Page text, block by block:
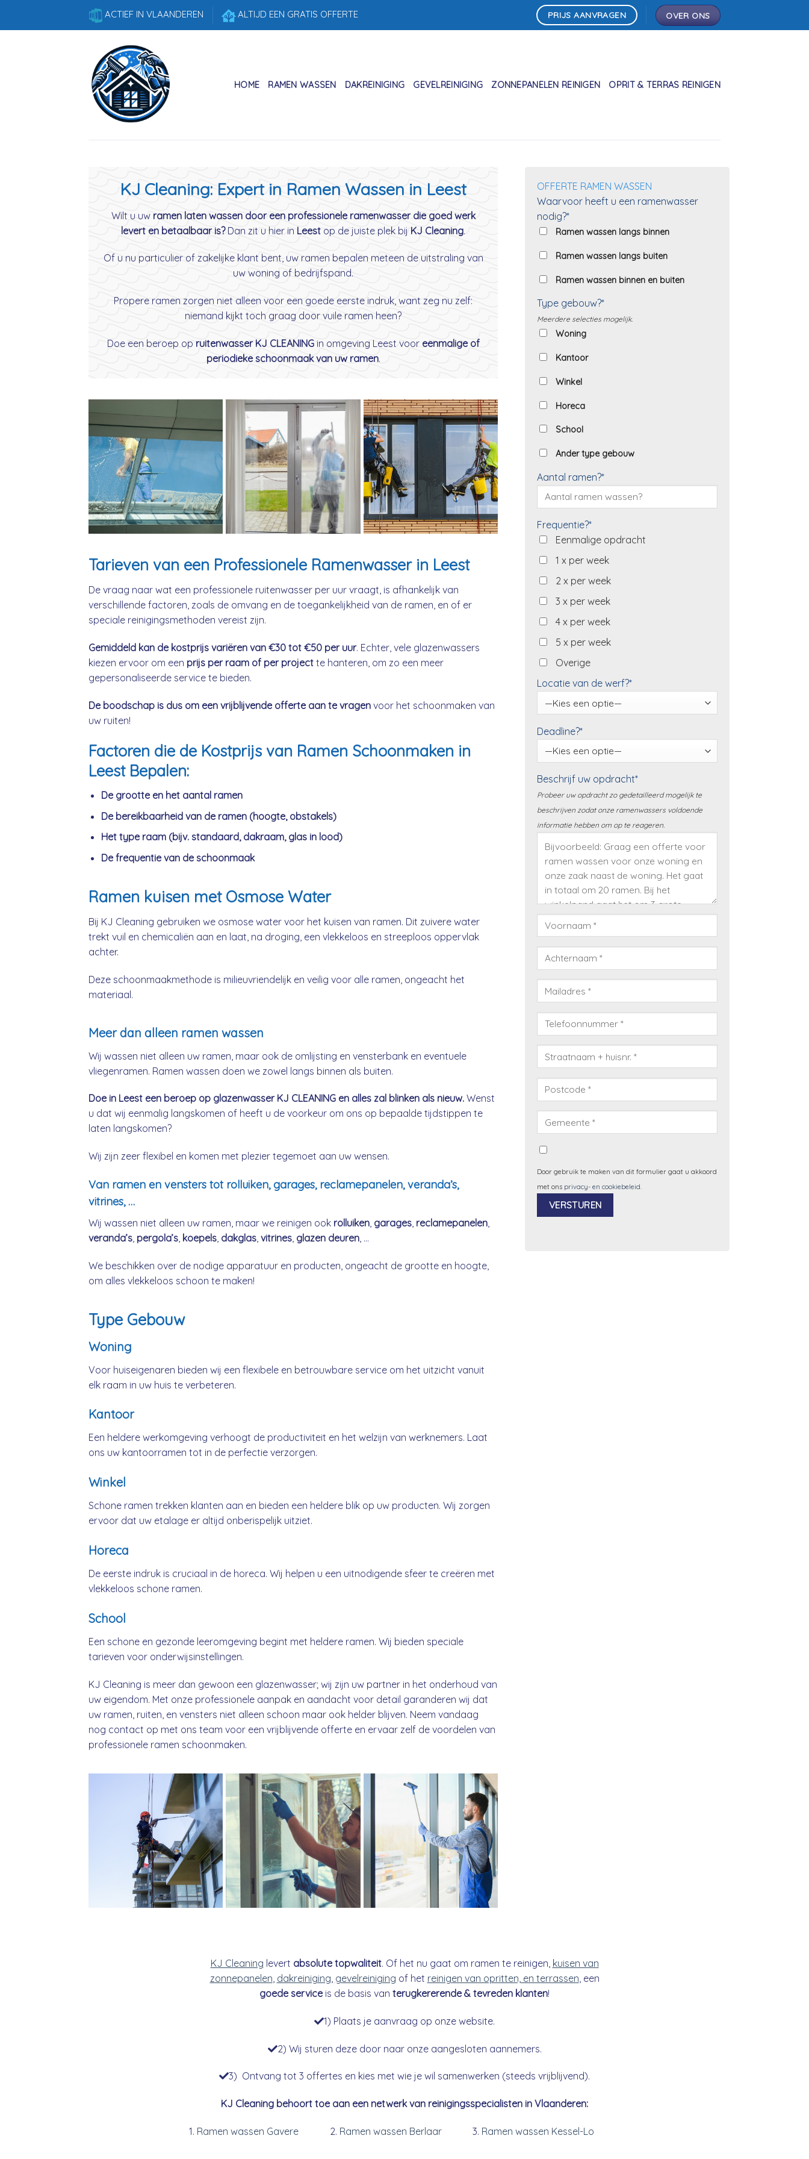
ACTIEF IN VLAANDEREN ALTIJD EEN GRATIS OFFERTE PRIJS AANVRAGEN OVER ONS
HOME RAMEN WASSEN DAKREINIGING GEVELREINIGING ZONNEPANELEN REINIGEN OPRIT & TERRAS REINIGEN
KJ Cleaning: Expert in Ramen Wassen in Leest
Wilt u uw ramen laten wassen door een professionele ramenwasser die goed werk
levert en betaalbaar is?Dan zit u hier in Leest op de juiste plek bij KJ Cleaning.
Of u nu particulier of zakelijke klant bent, uw ramen bepalen meteen de uitstraling van
uw woning of bedrijfspand.
Propere ramen zorgen niet alleen voor een goede eerste indruk, want zeg nu zelf:
niemand kijkt toch graag door vuile ramen heen?
Doe een beroep op ruitenwasser KJ CLEANINGin omgeving Leest voor eenmalige of
periodieke schoonmaak van uw ramen.
Tarieven van een Professionele Ramenwasser in Leest
De vraag naar wat een professionele ruitenwasser per uur vraagt, is afhankelijk van
verschillende factoren, zoals de omvang en de toegankelijkheid van de ramen, en of er
speciale reinigingsmethoden vereist zijn.
Gemiddeld kan de kostprijs variëren van €30 tot €50 per uur. Echter, vele glazenwassers
kiezen ervoor om een prijs per raam of per project te hanteren, om zo een meer
gepersonaliseerde service te bieden.
De boodschap is dus om een vrijblijvende offerte aan te vragen voor het schoonmaken van
uw ruiten!
Factoren die de Kostprijs van Ramen Schoonmaken in
Leest Bepalen:
De grootte en het aantal ramen
De bereikbaarheid van de ramen (hoogte, obstakels)
Het type raam (bijv. standaard, dakraam, glas in lood)
De frequentie van de schoonmaak
Ramen kuisen met Osmose Water
Bij KJ Cleaning gebruiken we osmose water voor het kuisen van ramen. Dit zuivere water
trekt vuil en chemicaliën aan en laat, na droging, een vlekkeloos en streeploos oppervlak
achter.
Deze schoonmaakmethode is milieuvriendelijk en veilig voor alle ramen, ongeacht het
materiaal.
Meer dan alleen ramen wassen
Wij wassen niet alleen uw ramen, maar ook de omlijsting en vensterbank en eventuele
vliegenramen. Ramen wassen doen we zowel langs binnen als buiten.
Doe in Leest een beroep op glazenwasser KJ CLEANING en alles zal blinken als nieuw. Wenst
u dat wij eenmalig langskomen of heeft u de voorkeur om ons op bepaalde tijdstippen te
laten langskomen?
Wij zijn zeer flexibel en komen met plezier tegemoet aan uw wensen.
Van ramen en vensters tot rolluiken, garages, reclamepanelen, veranda’s,
vitrines, …
Wij wassen niet alleen uw ramen, maar we reinigen ook rolluiken, garages, reclamepanelen,
veranda’s, pergola’s, koepels, dakglas, vitrines, glazen deuren, …
We beschikken over de nodige apparatuur en producten, ongeacht de grootte en hoogte,
om alles vlekkeloos schoon te maken!
Type Gebouw
Woning
Voor huiseigenaren bieden wij een flexibele en betrouwbare service om het uitzicht vanuit
elk raam in uw huis te verbeteren.
Kantoor
Een heldere werkomgeving verhoogt de productiviteit en het welzijn van werknemers. Laat
ons uw kantoorramen tot in de perfectie verzorgen.
Winkel
Schone ramen trekken klanten aan en bieden een heldere blik op uw producten. Wij zorgen
ervoor dat uw etalage er altijd onberispelijk uitziet.
Horeca
De eerste indruk is cruciaal in de horeca. Wij helpen u een uitnodigende sfeer te creëren met
vlekkeloos schone ramen.
School
Een schone en gezonde leeromgeving begint met heldere ramen. Wij bieden speciale
tarieven voor onderwijsinstellingen.
KJ Cleaning is meer dan gewoon een glazenwasser; wij zijn uw partner in het onderhoud van
uw eigendom. Met onze professionele aanpak en aandacht voor detail garanderen wij dat
uw ramen, ruiten, en vensters niet alleen schoon maar ook helder blijven. Neem vandaag
nog contact op met ons team voor een vrijblijvende offerte en ervaar zelf de voordelen van
professionele ramen schoonmaken.
OFFERTE RAMEN WASSEN
Waarvoor heeft u een ramenwasser
nodig?*
Ramen wassen langs binnen
Ramen wassen langs buiten
Ramen wassen binnen en buiten
Type gebouw?*
Meerdere selecties mogelijk.
Woning
Kantoor
Winkel
Horeca
School
Ander type gebouw
Aantal ramen?*
Frequentie?*
Eenmalige opdracht
1 x per week
2 x per week
3 x per week
4 x per week
5 x per week
Overige
Locatie van de werf?*
Deadline?*
Beschrijf uw opdracht*
Probeer uw opdracht zo gedetailleerd mogelijk te
beschrijven zodat onze ramenwassers voldoende
informatie hebben om op te reageren.
Door gebruik te maken van dit formulier gaat u akkoord
met ons privacy- en cookiebeleid.
KJ Cleaning levert absolute topwaliteit. Of het nu gaat om ramen te reinigen, kuisen van
zonnepanelen dakreiniging gevelreiniging of het reinigen van opritten, en terrassen , een
goede serviceis de basis van terugkererende & tevreden klanten!
1) Plaats je aanvraag op onze website.
2) Wij sturen deze door naar onze aangesloten aannemers.
3) Ontvang tot 3 offertes en kies met wie je wil samenwerken (steeds vrijblijvend).
KJ Cleaning behoort toe aan een netwerk van reinigingsspecialisten in Vlaanderen:
Ramen wassen Gavere Ramen wassen Berlaar Ramen wassen Kessel-Lo